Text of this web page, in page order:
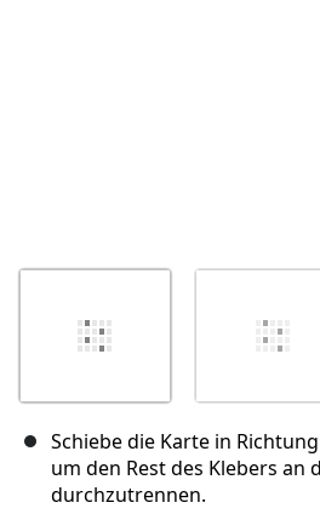
Schiebe die Karte in
um den Rest des Klebers an
durchzutrennen.